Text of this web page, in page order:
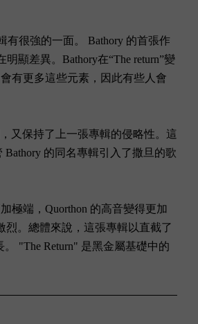
有很強的一面。 Bathory 的首張作
顯差異。Bathory在“The return”變
有更多這些元素，因此有些人會
又保持了上一張專輯的侵略性。這
的同名專輯引入了撒旦的歌
極端，Quorthon 的高音變得更加
烈。總體來說，這張專輯以直截了
"The Return" 是黑金屬基礎中的